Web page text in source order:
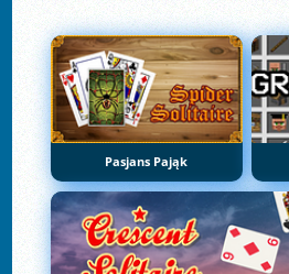
Pasjans Pająk